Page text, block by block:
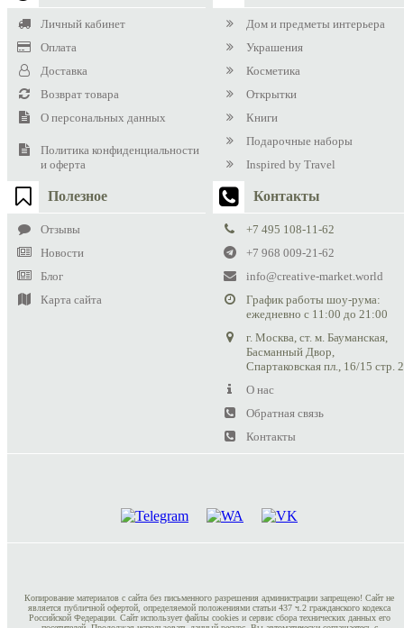
Личный кабинет
Оплата
Доставка
Возврат товара
О персональных данных
Политика конфиденциальности
и оферта
Дом и предметы интерьера
Украшения
Косметика
Открытки
Книги
Подарочные наборы
Inspired by Travel
Полезное
Отзывы
Новости
Блог
Карта сайта
Контакты
+7 495 108-11-62
+7 968 009-21-62
info@creative-market.world
График работы шоу-рума:
ежедневно с 11:00 до 21:00
г. Москва, ст. м. Бауманская,
Басманный Двор,
Спартаковская пл., 16/15 стр. 2
О нас
Обратная связь
Контакты
Копирование материалов с сайта без письменного разрешения администрации запрещено! Сайт не
является публичной офертой, определяемой положениями статьи 437 ч.2 гражданского кодекса
Российской Федерации. Сайт использует файлы cookies и сервис сбора технических данных его